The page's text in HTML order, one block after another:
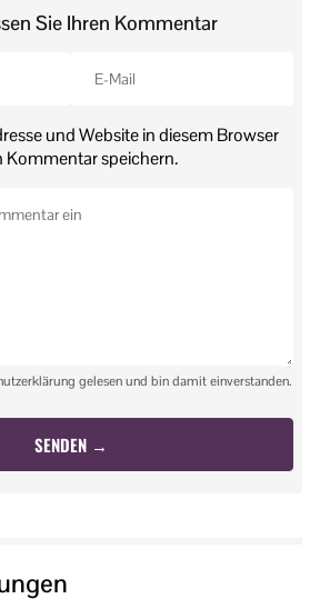
Sie Ihren Kommentar
und Website in diesem Browser
speichern.
gelesen und bin damit einverstanden.